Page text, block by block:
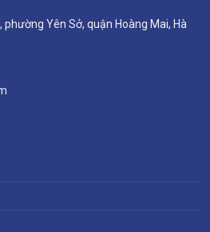
Yên Sở, quận Hoàng Mai, Hà